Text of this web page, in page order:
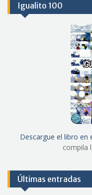
Igualito 100
Descargue el libro en
compila
Últimas entradas